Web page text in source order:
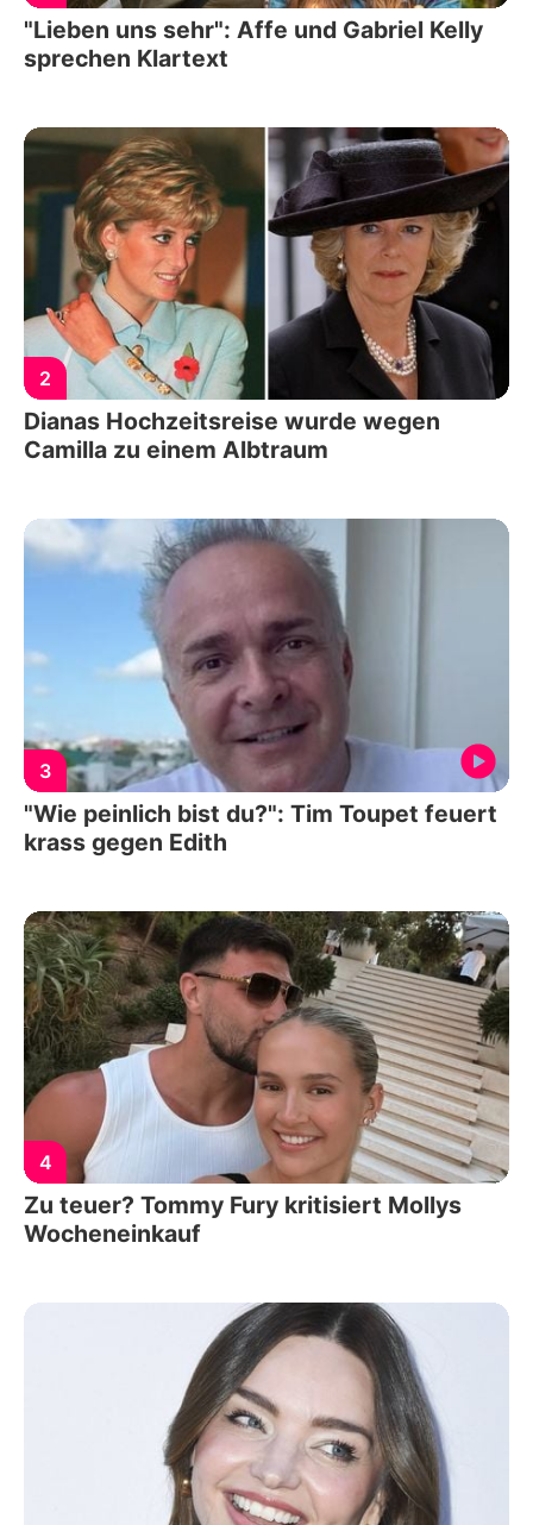
"Lieben uns sehr": Affe und Gabriel Kelly
sprechen Klartext
2
Dianas Hochzeitsreise wurde wegen
Camilla zu einem Albtraum
3
"Wie peinlich bist du?": Tim Toupet feuert
krass gegen Edith
4
Zu teuer? Tommy Fury kritisiert Mollys
Wocheneinkauf